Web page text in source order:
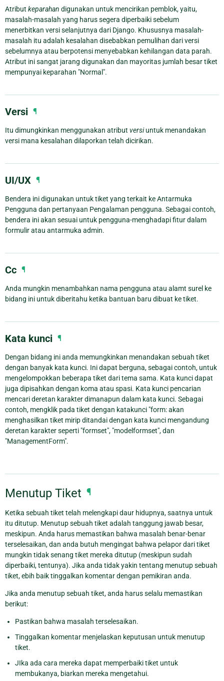
Atribut keparahan digunakan untuk mencirikan pemblok, yaitu,
masalah-masalah yang harus segera diperbaiki sebelum
menerbitkan versi selanjutnya dari Django. Khususnya masalah-
masalah itu adalah kesalahan disebabkan pemulihan dari versi
sebelumnya atau berpotensi menyebabkan kehilangan data parah.
Atribut ini sangat jarang digunakan dan mayoritas jumlah besar tiket
mempunyai keparahan "Normal".
Versi ¶
Itu dimungkinkan menggunakan atribut versiuntuk menandakan
versi mana kesalahan dilaporkan telah dicirikan.
UI/UX ¶
Bendera ini digunakan untuk tiket yang terkait ke Antarmuka
Pengguna dan pertanyaan Pengalaman pengguna. Sebagai contoh,
bendera ini akan sesuai untuk pengguna-menghadapi fitur dalam
formulir atau antarmuka admin.
Cc ¶
Anda mungkin menambahkan nama pengguna atau alamt surel ke
bidang ini untuk diberitahu ketika bantuan baru dibuat ke tiket.
Kata kunci ¶
Dengan bidang ini anda memungkinkan menandakan sebuah tiket
dengan banyak kata kunci. Ini dapat berguna, sebagai contoh, untuk
mengelompokkan beberapa tiket dari tema sama. Kata kunci dapat
juga dipisahkan dengan koma atau spasi. Kata kunci pencarian
mencari deretan karakter dimanapun dalam kata kunci. Sebagai
contoh, mengklik pada tiket dengan katakunci "form: akan
menghasilkan tiket mirip ditandai dengan kata kunci mengandung
deretan karakter seperti "formset", "modelformset", dan
"ManagementForm".
Menutup Tiket ¶
Ketika sebuah tiket telah melengkapi daur hidupnya, saatnya untuk
itu ditutup. Menutup sebuah tiket adalah tanggung jawab besar,
meskipun. Anda harus memastikan bahwa masalah benar-benar
terselesaikan, dan anda butuh mengingat bahwa pelapor dari tiket
mungkin tidak senang tiket mereka ditutup (meskipun sudah
diperbaiki, tentunya). Jika anda tidak yakin tentang menutup sebuah
tiket, ebih baik tinggalkan komentar dengan pemikiran anda.
Jika anda menutup sebuah tiket, anda harus selalu memastikan
berikut:
Pastikan bahwa masalah terselesaikan.
Tinggalkan komentar menjelaskan keputusan untuk menutup
tiket.
JIka ada cara mereka dapat memperbaiki tiket untuk
membukanya, biarkan mereka mengetahui.